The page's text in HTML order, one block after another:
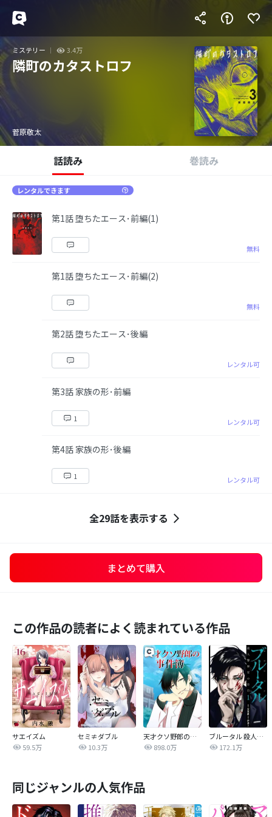
ミステリー 3.4万
隣町のカタストロフ
菅原敬太
話読み 巻読み
レンタルできます
第1話 堕ちたエース･前編(1)
無料
第1話 堕ちたエース･前編(2)
無料
第2話 堕ちたエース･後編
レンタル可
第3話 家族の形･前編
1 レンタル可
第4話 家族の形･後編
1 レンタル可
全29話を表示する
まとめて購入
この作品の読者によく読まれている作品
サエイズム
59.5万
セミ≠ダブル
10.3万
天才クソ野郎の事件簿
898.0万
ブルータル 殺人警察官の告白
172.1万
同じジャンルの人気作品